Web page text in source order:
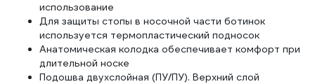
использование
Для защиты стопы в носочной части ботинок
используется термопластический подносок
Анатомическая колодка обеспечивает комфорт при
длительной носке
Подошва двухслойная (ПУ/ПУ). Верхний слой